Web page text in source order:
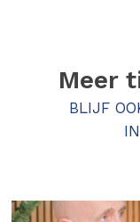
Meer
BLIJF